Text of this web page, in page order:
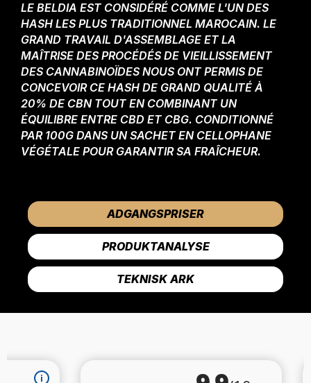
LE BELDIA EST CONSIDÉRÉ COMME L'UN DES
HASH LES PLUS TRADITIONNEL MAROCAIN. LE
GRAND TRAVAIL D'ASSEMBLAGE ET LA
MAÎTRISE DES PROCÉDÉS DE VIEILLISSEMENT
DES CANNABINOÏDES NOUS ONT PERMIS DE
CONCEVOIR CE HASH DE GRAND QUALITÉ À
20% DE CBN TOUT EN COMBINANT UN
ÉQUILIBRE ENTRE CBD ET CBG. CONDITIONNÉ
PAR 100G DANS UN SACHET EN CELLOPHANE
VÉGÉTALE POUR GARANTIR SA FRAÎCHEUR.
ADGANGSPRISER
PRODUKTANALYSE
TEKNISK ARK